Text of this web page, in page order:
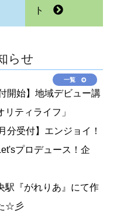
ト
らせ
開始】地域デビュー講
リティライフ」
分受付】エンジョイ！
プロデュース！企
駅『がれりあ』にて作
☆彡
一覧